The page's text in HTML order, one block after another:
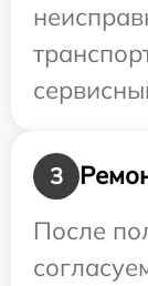
3
После